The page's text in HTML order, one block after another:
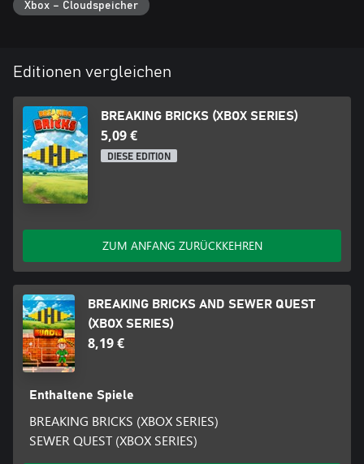
Xbox – Cloudspeicher
Editionen vergleichen
BREAKING BRICKS (XBOX SERIES)
5,09 €
DIESE EDITION
ZUM ANFANG ZURÜCKKEHREN
BREAKING BRICKS AND SEWER QUEST
(XBOX SERIES)
8,19 €
Enthaltene Spiele
BREAKING BRICKS (XBOX SERIES)
SEWER QUEST (XBOX SERIES)